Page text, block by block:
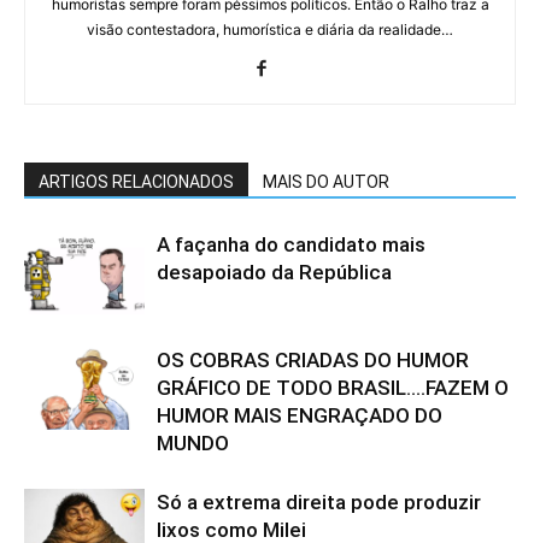
humoristas sempre foram péssimos políticos. Então o Ralho traz a
visão contestadora, humorística e diária da realidade…
ARTIGOS RELACIONADOS MAIS DO AUTOR
A façanha do candidato mais
desapoiado da República
OS COBRAS CRIADAS DO HUMOR
GRÁFICO DE TODO BRASIL….FAZEM O
HUMOR MAIS ENGRAÇADO DO
MUNDO
Só a extrema direita pode produzir
lixos como Milei